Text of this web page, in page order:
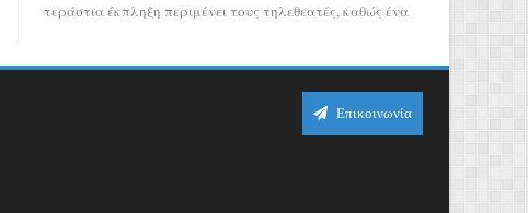
τεράστια έκπληξη περιμένει τους τηλεθεατές, καθώς ένα
Επικοινωνία